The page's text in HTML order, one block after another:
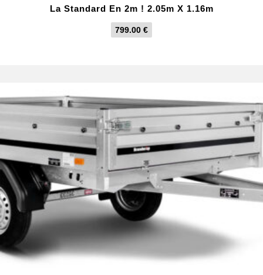
La Standard En 2m ! 2.05m X 1.16m
799.00 €